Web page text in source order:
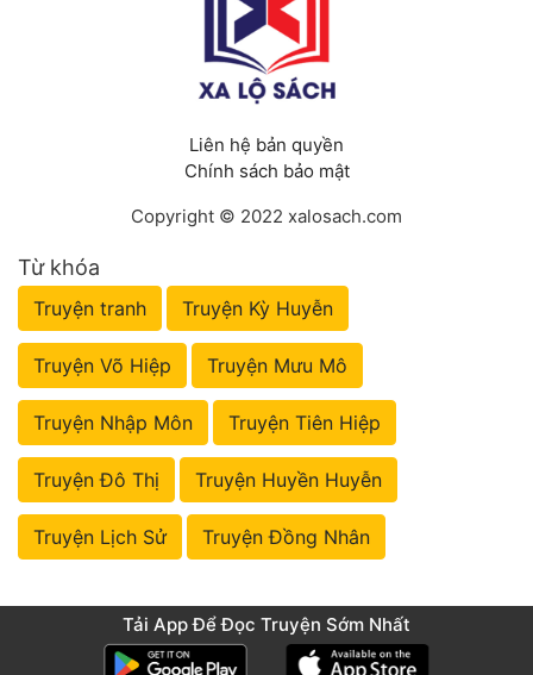
Liên hệ bản quyền
Chính sách bảo mật
Copyright © 2022 xalosach.com
Từ khóa
Truyện tranh Truyện Kỳ Huyễn
Truyện Võ Hiệp Truyện Mưu Mô
Truyện Nhập Môn Truyện Tiên Hiệp
Truyện Đô Thị Truyện Huyền Huyễn
Truyện Lịch Sử Truyện Đồng Nhân
Tải App Để Đọc Truyện Sớm Nhất